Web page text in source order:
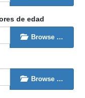
de edad
Browse …
Browse …